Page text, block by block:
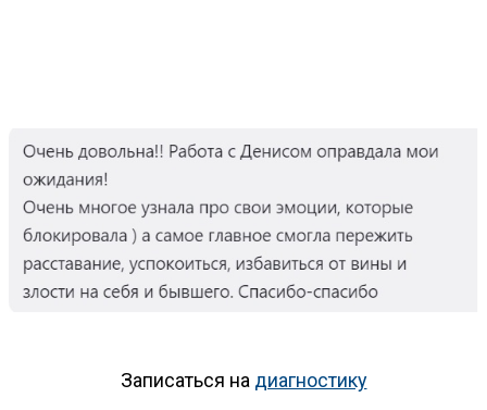
Записаться на диагностику